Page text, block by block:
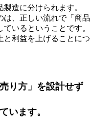
造に分けられます。
は、正しい流れで「商品
いるということです。
と利益を上げることにつ
り方」を設計せず
います。